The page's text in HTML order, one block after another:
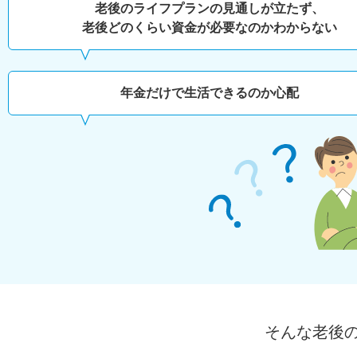
老後のライフプランの見通しが立たず、
老後どのくらい資金が必要なのかわからない
年金だけで生活できるのか心配
そんな老後